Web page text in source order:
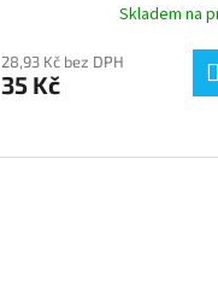
Skladem na
28,93 Kč bez DPH
35 Kč